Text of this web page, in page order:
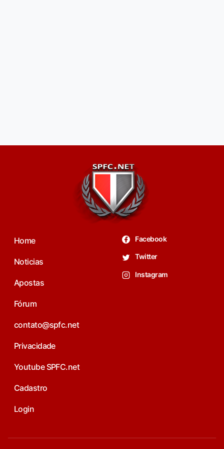
Home
Noticias
Apostas
Fórum
contato@spfc.net
Privacidade
Youtube SPFC.net
Cadastro
Login
Facebook
Twitter
Instagram